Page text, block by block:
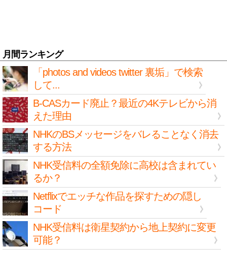
月間ランキング
「photos and videos twitter 裏垢」で検索
して...
B-CASカード廃止？最近の4Kテレビから消
えた理由
NHKのBSメッセージをバレることなく消去
する方法
NHK受信料の全額免除に高校は含まれてい
るか？
Netflixでエッチな作品を探すための隠し
コード
NHK受信料は衛星契約から地上契約に変更
可能？